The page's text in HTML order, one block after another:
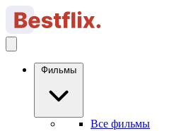
Фильмы
Все фильмы